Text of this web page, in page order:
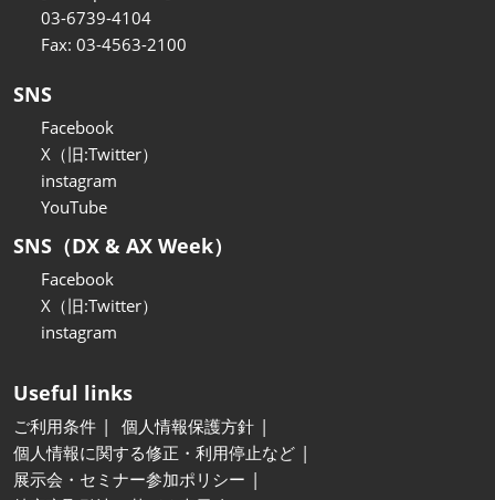
03-6739-4104
Fax: 03-4563-2100
SNS
Facebook
X（旧:Twitter）
instagram
YouTube
SNS（DX & AX Week）
Facebook
X（旧:Twitter）
instagram
Useful links
ご利用条件
個人情報保護方針
個人情報に関する修正・利用停止など
展示会・セミナー参加ポリシー